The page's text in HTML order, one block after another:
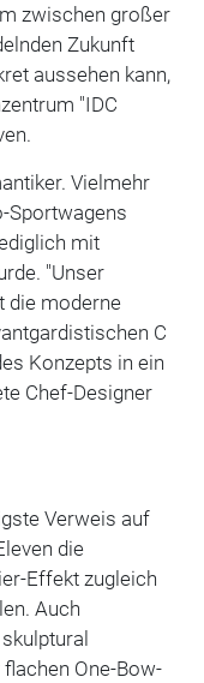
zwischen großer
Zukunft
aussehen kann,
"IDC
Vielmehr
Sportwagens
mit
"Unser
die moderne
C
Konzepts in ein
Chef-Designer
Verweis auf
die
Effekt zugleich
Auch
One-Bow-